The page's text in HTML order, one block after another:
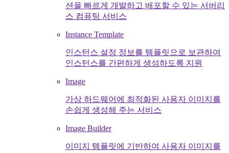
션을 빠르게 개발하고 배포할 수 있는 서버리
스 컴퓨팅 서비스
Instance Template
인스턴스 설정 정보를 템플릿으로 보관하여
인스턴스를 간편하게 생성하도록 지원
Image
가상 하드웨어에 최적화된 사용자 이미지를
손쉽게 생성해 주는 서비스
Image Builder
이미지 템플릿에 기반하여 사용자 이미지를